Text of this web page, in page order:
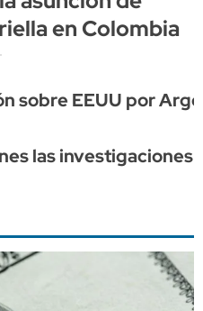
en Colombia
sobre EEUU por
las